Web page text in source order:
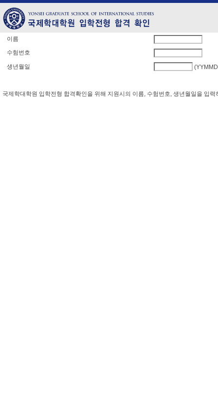
이름
수험번호
생년월일
국제학대학원 입학전형 합격확인을 위해 지원시의 이름, 수험번호, 생년월일을 입